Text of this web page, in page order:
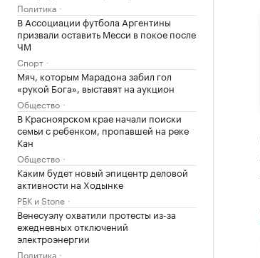
Политика
В Ассоциации футбола Аргентины
призвали оставить Месси в покое после
ЧМ
Спорт
Мяч, которым Марадона забил гол
«рукой Бога», выставят на аукцион
Общество
В Красноярском крае начали поиски
семьи с ребенком, пропавшей на реке
Кан
Общество
Каким будет новый эпицентр деловой
активности на Ходынке
РБК и Stone
Венесуэлу охватили протесты из-за
ежедневных отключений
электроэнергии
Политика